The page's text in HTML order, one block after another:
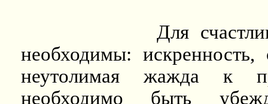
Для
необходимы: искренность,
неутолимая жажда к
необходимо быть